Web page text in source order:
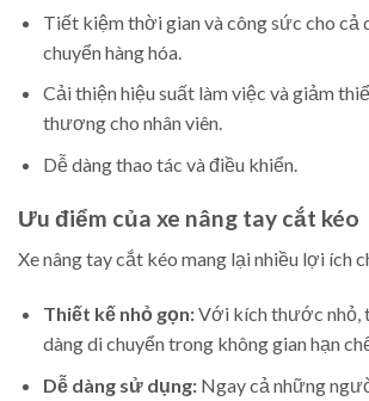
Tiết kiệm thời gian và công sức cho cả
chuyển hàng hóa.
Cải thiện hiệu suất làm việc và giảm
thương cho nhân viên.
Dễ dàng thao tác và điều khiển.
Ưu điểm của xe nâng tay cắt kéo
Xe nâng tay cắt kéo mang lại nhiều lợi ích
Thiết kế nhỏ gọn:Với kích thước nhỏ,
dàng di chuyển trong không gian hạn
Dễ dàng sử dụng:Ngay cả những